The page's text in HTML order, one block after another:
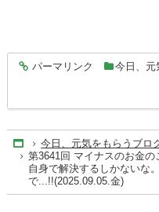
entry9852
パーマリンク 今日、元
Home
今日、元気をもらうブロ
第3641回 マイナスのお金
自身で解決するしかないな
で...!!(2025.09.05.金)